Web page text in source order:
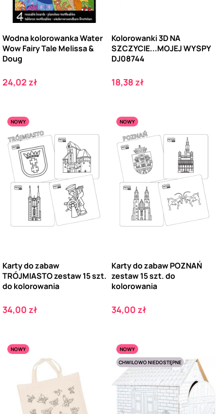
Wodna kolorowanka Water
Wow Fairy Tale Melissa &
Doug
Cena
24,02 zł
Kolorowanki 3D NA
SZCZYCIE...MOJEJ WYSPY
DJ08744
Cena
18,38 zł
NOWY
Karty do zabaw
TRÓJMIASTO zestaw 15 szt.
do kolorowania
Cena
34,00 zł
NOWY
Karty do zabaw POZNAŃ
zestaw 15 szt. do
kolorowania
Cena
34,00 zł
NOWY
NOWY
CHWILOWO NIEDOSTĘPNE